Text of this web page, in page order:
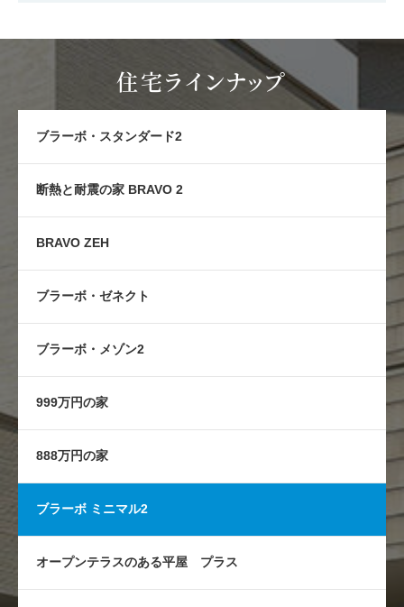
住宅ラインナップ
ブラーボ・スタンダード2
断熱と耐震の家 BRAVO 2
BRAVO ZEH
ブラーボ・ゼネクト
ブラーボ・メゾン2
999万円の家
888万円の家
ブラーボ ミニマル2
オープンテラスのある平屋 プラス